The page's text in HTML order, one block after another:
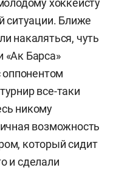
хоккеисту
ситуации. Ближе
накаляться, чуть
«Ак Барса»
оппонентом
все-таки
никому
возможность
который сидит
и сделали